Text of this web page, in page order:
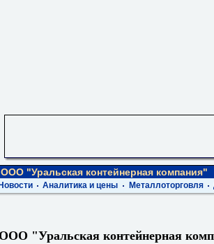
ООО "Уральская контейнерная компания"
Новости Аналитика и цены Металлоторговля
ООО "Уральская контейнерная